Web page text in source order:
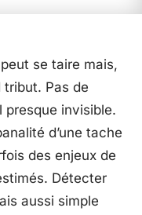
se taire mais,
Pas de
presque invisible.
d’une tache
des enjeux de
Détecter
aussi simple